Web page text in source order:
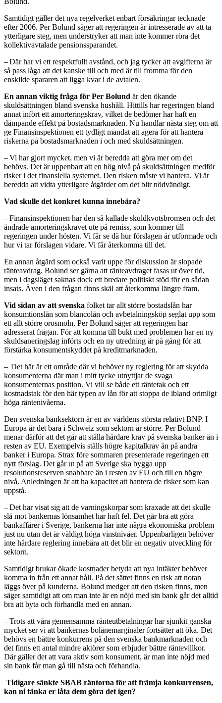
Samtidigt gäller det nya regelverket enbart försäkringar tecknade
efter 2006. Per Bolund säger att regeringen är intresserade av att ta
ytterligare steg, men understryker att man inte kommer röra det
kollektivavtalade pensionssparandet.
– Där har vi ett respektfullt avstånd, och jag tycker att avgifterna är
så pass låga att det kanske till och med är till fromma för den
enskilde spararen att ligga kvar i de avtalen.
En annan viktig fråga för Per Bolund är den ökande
skuldsättningen bland svenska hushåll. Hittills har regeringen bland
annat infört ett amorteringskrav, vilket de bedömer har haft en
dämpande effekt på bostadsmarknaden. Nu handlar nästa steg om att
ge Finansinspektionen ett tydligt mandat att agera för att hantera
riskerna på bostadsmarknaden i och med skuldsättningen.
– Vi har gjort mycket, men vi är beredda att göra mer om det
behövs. Det är uppenbart att en hög nivå på skuldsättningen medför
risker i det finansiella systemet. Den risken måste vi hantera. Vi är
beredda att vidta ytterligare åtgärder om det blir nödvändigt.
Vad skulle det konkret kunna innebära?
– Finansinspektionen har den så kallade skuldkvotsbromsen och det
ändrade amorteringskravet ute på remiss, som kommer till
regeringen under hösten. Vi får se då hur förslagen är utformade och
hur vi tar förslagen vidare. Vi får återkomma till det.
En annan åtgärd som också varit uppe för diskussion är slopade
ränteavdrag. Bolund ser gärna att ränteavdraget fasas ut över tid,
men i dagsläget saknas dock ett bredare politiskt stöd för en sådan
insats. Även i den frågan finns skäl att återkomma längre fram.
Vid sidan av att svenska folket tar allt större bostadslån har
konsumtionslån som blancolån och avbetalningsköp seglat upp som
ett allt större orosmoln. Per Bolund säger att regeringen har
adresserat frågan. För att komma till bukt med problemen har en ny
skuldsaneringslag införts och en ny utredning är på gång för att
förstärka konsumentskyddet på kreditmarknaden.
– Det här är ett område där vi behöver ny reglering för att skydda
konsumenterna där man i mitt tycke utnyttjar de svaga
konsumenternas position. Vi vill se både ett räntetak och ett
kostnadstak för den här typen av lån för att stoppa de ibland orimligt
höga räntenivåerna.
Den svenska banksektorn är en av världens största relativt BNP. I
Europa är det bara i Schweiz som sektorn är större. Per Bolund
menar därför att det går att ställa hårdare krav på svenska banker än i
resten av EU. Exempelvis ställs högre kapitalkrav än på andra
banker i Europa. Strax före sommaren presenterade regeringen ett
nytt förslag. Det går ut på att Sverige ska bygga upp
resolutionsreserven snabbare än i resten av EU och till en högre
nivå. Anledningen är att ha kapacitet att hantera de risker som kan
uppstå.
– Det har visat sig att de varningskorpar som kraxade att det skulle
slå mot bankernas lönsamhet har haft fel. Det går bra att göra
bankaffärer i Sverige, bankerna har inte några ekonomiska problem
just nu utan det är väldigt höga vinstnivåer. Uppenbarligen behöver
inte hårdare reglering innebära att det blir en negativ utveckling för
sektorn.
Samtidigt brukar ökade kostnader betyda att nya intäkter behöver
komma in från ett annat håll. På det sättet finns en risk att notan
läggs över på kunderna. Bolund medger att den risken finns, men
säger samtidigt att om man inte är en nöjd med sin bank går det alltid
bra att byta och förhandla med en annan.
– Trots att våra gemensamma ränteutbetalningar har sjunkit ganska
mycket ser vi att bankernas bolånemarginaler fortsätter att öka. Det
behövs en bättre konkurrens på den svenska bankmarknaden och
det finns ett antal mindre aktörer som erbjuder bättre räntevillkor.
Där gäller det att vara aktiv som konsument, är man inte nöjd med
sin bank får man gå till nästa och förhandla.
Tidigare sänkte SBAB räntorna för att främja konkurrensen,
kan ni tänka er låta dem göra det igen?